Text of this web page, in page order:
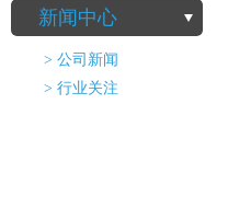
新闻中心
> 公司新闻
> 行业关注